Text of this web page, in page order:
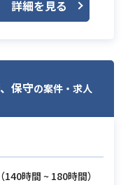
験、およびデータ
エリ、ロール、
/構築経験
、提案といった業
AWS環境に移管
定のため開発案件
末を目標に移管予
は保守切れの
詳細を見る
保守の案件・求人
（140時間 ~ 180時間）